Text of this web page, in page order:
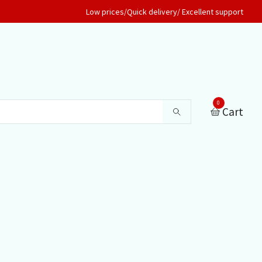
Low prices/Quick delivery/ Excellent support
0
Cart